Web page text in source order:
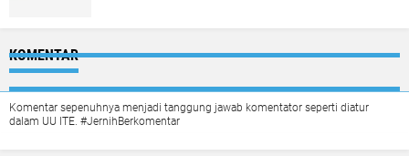
KOMENTAR
Komentar sepenuhnya menjadi tanggung jawab komentator seperti diatur
dalam UU ITE. #JernihBerkomentar